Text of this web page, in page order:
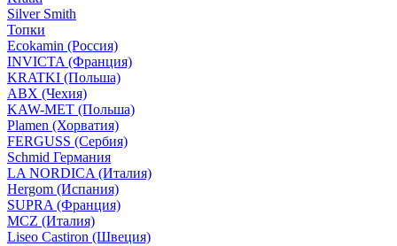
Silver Smith
Топки
Ecokamin (Россия)
INVICTA (Франция)
KRATKI (Польша)
ABX (Чехия)
KAW-MET (Польша)
Plamen (Хорватия)
FERGUSS (Сербия)
Schmid Германия
LA NORDICA (Италия)
Hergom (Испания)
SUPRA (Франция)
MCZ (Италия)
Liseo Castiron (Швеция)